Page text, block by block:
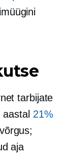
tarbijate
21%
aja